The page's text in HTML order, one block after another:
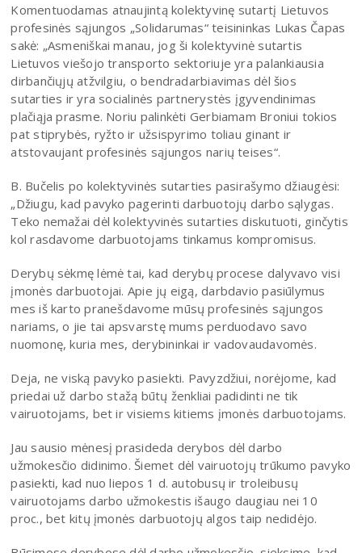
Komentuodamas atnaujintą kolektyvinę sutartį Lietuvos
profesinės sąjungos „Solidarumas“ teisininkas Lukas Čapas
sakė: „Asmeniškai manau, jog ši kolektyvinė sutartis
Lietuvos viešojo transporto sektoriuje yra palankiausia
dirbančiųjų atžvilgiu, o bendradarbiavimas dėl šios
sutarties ir yra socialinės partnerystės įgyvendinimas
plačiąja prasme. Noriu palinkėti Gerbiamam Broniui tokios
pat stiprybės, ryžto ir užsispyrimo toliau ginant ir
atstovaujant profesinės sąjungos narių teises“.
B. Bučelis po kolektyvinės sutarties pasirašymo džiaugėsi:
„Džiugu, kad pavyko pagerinti darbuotojų darbo sąlygas.
Teko nemažai dėl kolektyvinės sutarties diskutuoti, ginčytis
kol rasdavome darbuotojams tinkamus kompromisus.
Derybų sėkmę lėmė tai, kad derybų procese dalyvavo visi
įmonės darbuotojai. Apie jų eigą, darbdavio pasiūlymus
mes iš karto pranešdavome mūsų profesinės sąjungos
nariams, o jie tai apsvarstę mums perduodavo savo
nuomonę, kuria mes, derybininkai ir vadovaudavomės.
Deja, ne viską pavyko pasiekti. Pavyzdžiui, norėjome, kad
priedai už darbo stažą būtų ženkliai padidinti ne tik
vairuotojams, bet ir visiems kitiems įmonės darbuotojams.
Jau sausio mėnesį prasideda derybos dėl darbo
užmokesčio didinimo. Šiemet dėl vairuotojų trūkumo pavyko
pasiekti, kad nuo liepos 1 d. autobusų ir troleibusų
vairuotojams darbo užmokestis išaugo daugiau nei 10
proc., bet kitų įmonės darbuotojų algos taip nedidėjo.